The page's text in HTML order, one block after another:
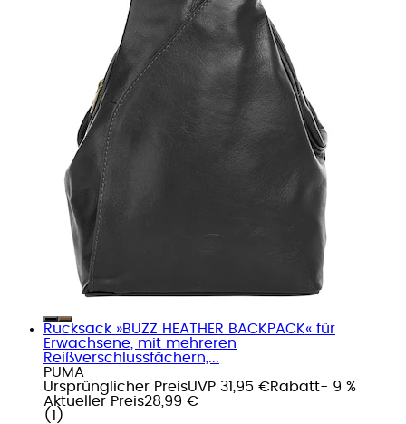
Rucksack »BUZZ HEATHER BACKPACK« für
Erwachsene, mit mehreren
Reißverschlussfächern,...
PUMA
Ursprünglicher PreisUVP 31,95 €Rabatt- 9 %
Aktueller Preis28,99 €
( 1 )